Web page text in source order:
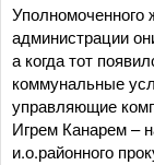
Уполномоченного
администрации
а когда тот
коммунальные
управляющие
Игрем Канарем –
и.о.районного